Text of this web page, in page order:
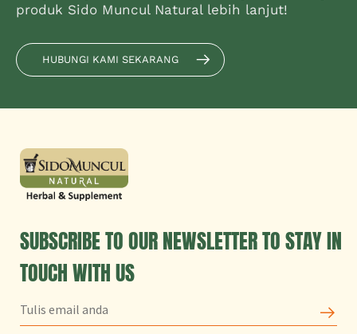
produk Sido Muncul Natural lebih lanjut!
HUBUNGI KAMI SEKARANG
SUBSCRIBE TO OUR NEWSLETTER TO STAY IN
TOUCH WITH US